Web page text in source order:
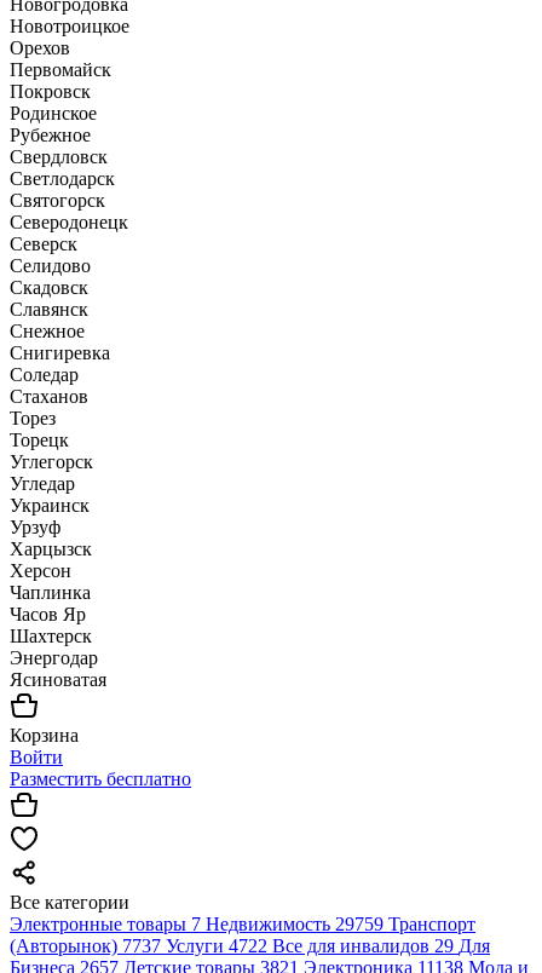
Новогродовка
Новотроицкое
Орехов
Первомайск
Покровск
Родинское
Рубежное
Свердловск
Светлодарск
Святогорск
Северодонецк
Северск
Селидово
Скадовск
Славянск
Снежное
Снигиревка
Соледар
Стаханов
Торез
Торецк
Углегорск
Угледар
Украинск
Урзуф
Харцызск
Херсон
Чаплинка
Часов Яр
Шахтерск
Энергодар
Ясиноватая
Корзина
Войти
Разместить бесплатно
Все категории
Электронные товары 7 Недвижимость 29759 Транспорт
(Авторынок) 7737 Услуги 4722 Все для инвалидов 29 Для
Бизнеса 2657 Детские товары 3821 Электроника 11138 Мода и